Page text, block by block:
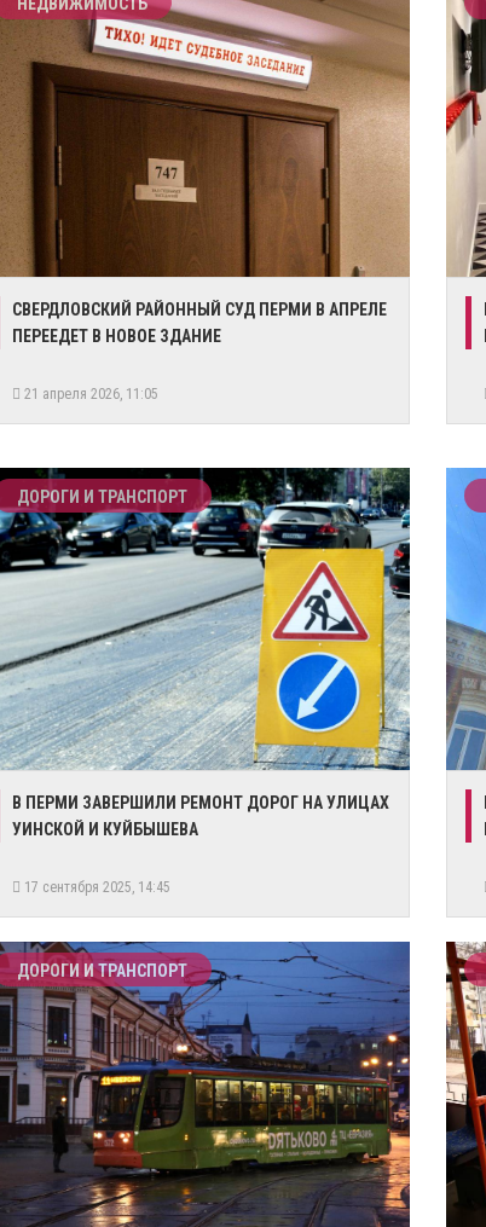
СВЕРДЛОВСКИЙ РАЙОННЫЙ СУД ПЕРМИ В АПРЕЛЕ
ПЕРЕЕДЕТ В НОВОЕ ЗДАНИЕ
21 апреля 2026, 11:05
ДОРОГИ И ТРАНСПОРТ
В ПЕРМИ ЗАВЕРШИЛИ РЕМОНТ ДОРОГ НА УЛИЦАХ
УИНСКОЙ И КУЙБЫШЕВА
17 сентября 2025, 14:45
ДОРОГИ И ТРАНСПОРТ